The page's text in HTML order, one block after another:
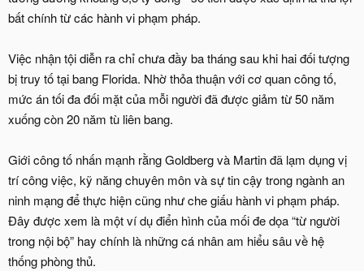
bất chính từ các hành vi phạm pháp.
Việc nhận tội diễn ra chỉ chưa đầy ba tháng sau khi hai đối tượng
bị truy tố tại bang Florida. Nhờ thỏa thuận với cơ quan công tố,
mức án tối đa đối mặt của mỗi người đã được giảm từ 50 năm
xuống còn 20 năm tù liên bang.
Giới công tố nhấn mạnh rằng Goldberg và Martin đã lạm dụng vị
trí công việc, kỹ năng chuyên môn và sự tin cậy trong ngành an
ninh mạng để thực hiện cũng như che giấu hành vi phạm pháp.
Đây được xem là một ví dụ điển hình của mối đe dọa “từ người
trong nội bộ” hay chính là những cá nhân am hiểu sâu về hệ
thống phòng thủ.